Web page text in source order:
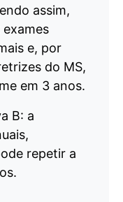
assim,
e, por
do MS,
em 3 anos.
B: a
repetir a